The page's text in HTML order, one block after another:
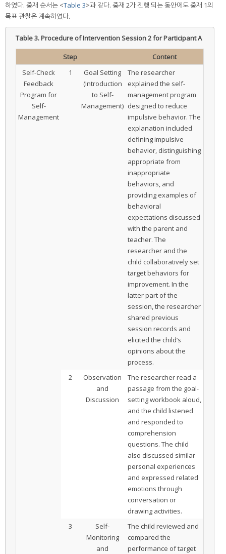
하였다. 중재 순서는 <Table 3>과 같다. 중재 2가 진행 되는 동안에도 중재 1의
목표 관찰은 계속하였다.
Table 3.Procedure of Intervention Session 2 for Participant A
Step
Content
Self-Check
Feedback
Program for
Self-
Management
1
Goal Setting
(Introduction
to Self-
Management)
The researcher
explained the self-
management program
designed to reduce
impulsive behavior. The
explanation included
defining impulsive
behavior, distinguishing
appropriate from
inappropriate
behaviors, and
providing examples of
behavioral
expectations discussed
with the parent and
teacher. The
researcher and the
child collaboratively set
target behaviors for
improvement. In the
latter part of the
session, the researcher
shared previous
session records and
elicited the child’s
opinions about the
process.
2
Observation
and
Discussion
The researcher read a
passage from the goal-
setting workbook aloud,
and the child listened
and responded to
comprehension
questions. The child
also discussed similar
personal experiences
and expressed related
emotions through
conversation or
drawing activities.
3
Self-
Monitoring
and
The child reviewed and
compared the
performance of target